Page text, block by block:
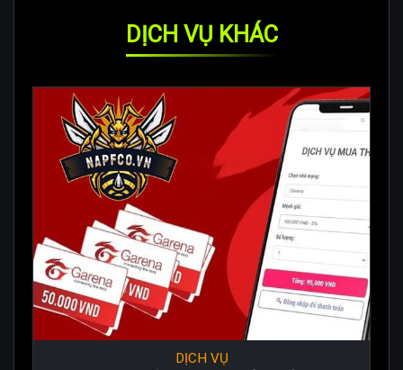
DỊCH VỤ KHÁC
DỊCH VỤ